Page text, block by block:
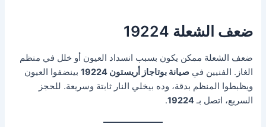
ضعف الشعلة 19224
ضعف الشعلة ممكن يكون بسبب انسداد العيون أو خلل في منظم
الغاز. الفنيين فيصيانة بوتاجاز أريستون 19224
بينضفوا العيون
ويظبطوا المنظم بدقة، وده بيخلي النار ثابتة وسريعة. للحجز
السريع، اتصل بـ19224
.